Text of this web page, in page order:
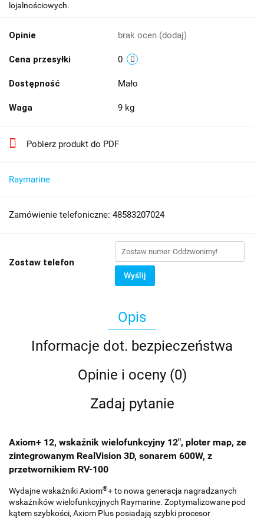
lojalnościowych.
Opinie brak ocen (dodaj)
Cena przesyłki 0
Dostępność Mało
Waga 9 kg
Pobierz produkt do PDF
Raymarine
Zamówienie telefoniczne: 48583207024
Zostaw telefon
Wyślij
Opis
Informacje dot. bezpieczeństwa
Opinie i oceny (0)
Zadaj pytanie
Axiom+ 12, wskaźnik wielofunkcyjny 12", ploter map, ze
zintegrowanym RealVision 3D, sonarem 600W, z
przetwornikiem RV-100
Wydajne wskaźniki Axiom®+ to nowa generacja nagradzanych
wskaźników wielofunkcyjnych Raymarine. Zoptymalizowane pod
kątem szybkości, Axiom Plus posiadają szybki procesor